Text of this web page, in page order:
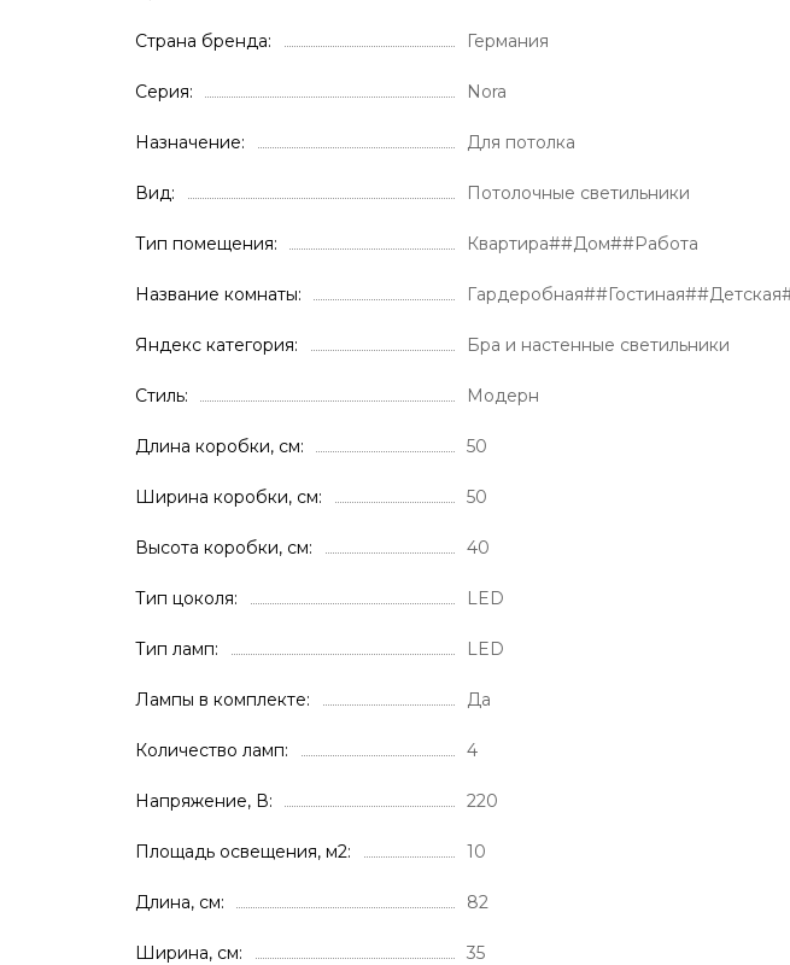
Страна бренда Германия
Серия Nora
Назначение Для потолка
Вид Потолочные светильники
Тип помещения Квартира##Дом##Работа
Название комнаты
Яндекс категория Бра и настенные светильники
Стиль Модерн
Длина коробки, см 50
Ширина коробки, см 50
Высота коробки, см 40
Тип цоколя LED
Тип ламп LED
Лампы в комплекте Да
Количество ламп 4
Напряжение, В 220
Площадь освещения, м2 10
Длина, см 82
Ширина, см 35